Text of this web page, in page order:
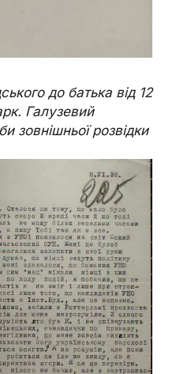
до батька від 12
Галузевий
зовнішньої розвідки